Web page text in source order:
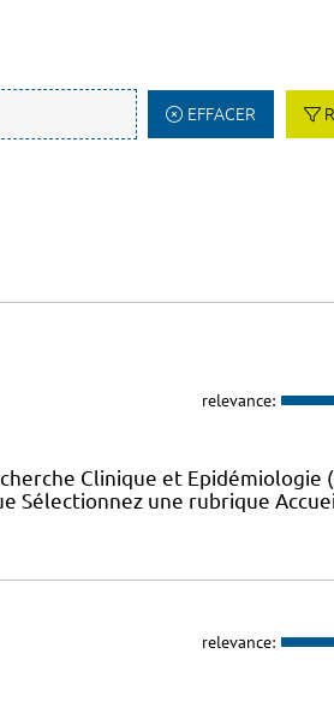
EFFACER
relevance:
Clinique et Epidémiologie
Sélectionnez une rubrique
relevance: